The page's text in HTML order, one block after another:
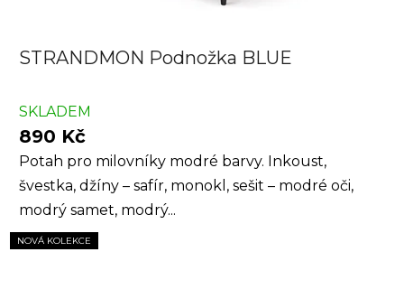
STRANDMON Podnožka BLUE
SKLADEM
890 Kč
Potah pro milovníky modré barvy. Inkoust,
švestka, džíny – safír, monokl, sešit – modré oči,
modrý samet, modrý...
NOVÁ KOLEKCE